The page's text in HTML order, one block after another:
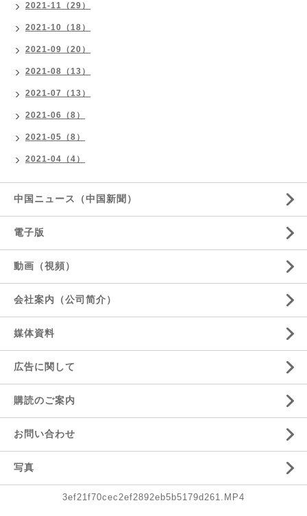
2021-11（29）
2021-10（18）
2021-09（20）
2021-08（13）
2021-07（13）
2021-06（8）
2021-05（8）
2021-04（4）
中国ニュース（中国新聞）
電子版
動画（視頻）
会社案内（公司简介）
媒体資料
広告に関して
購読のご案内
お問い合わせ
写真
3ef21f70cec2ef2892eb5b5179d261.MP4